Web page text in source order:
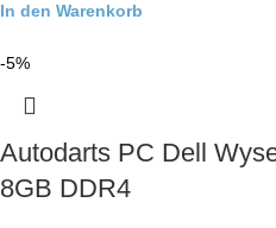
In den Warenkorb
-5%
Autodarts PC Dell
8GB DDR4